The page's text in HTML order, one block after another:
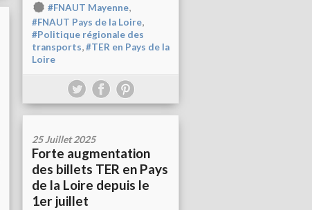
#FNAUT Mayenne,
#FNAUT Pays de la Loire,
#Politique régionale des
transports,#TER en Pays de la
Loire
25 Juillet 2025
Forte augmentation
des billets TER en Pays
de la Loire depuis le
1er juillet